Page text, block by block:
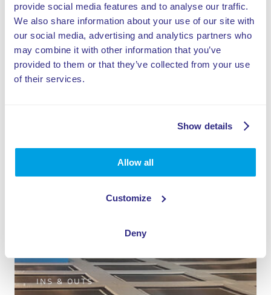
provide social media features and to analyse our traffic.
We also share information about your use of our site with
our social media, advertising and analytics partners who
may combine it with other information that you’ve
provided to them or that they’ve collected from your use
of their services.
Show details
Allow all
Customize
Deny
(verjaardags)feest of bedrijfsuitje kan rekenen op
een programma op maat.
Deel dit artikel
Gerelateerde onderwerpen
INS & OUTS